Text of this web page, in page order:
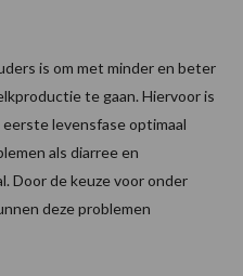
is om met minder en beter
te gaan. Hiervoor is
levensfase optimaal
als diarree en
Door de keuze voor onder
deze problemen